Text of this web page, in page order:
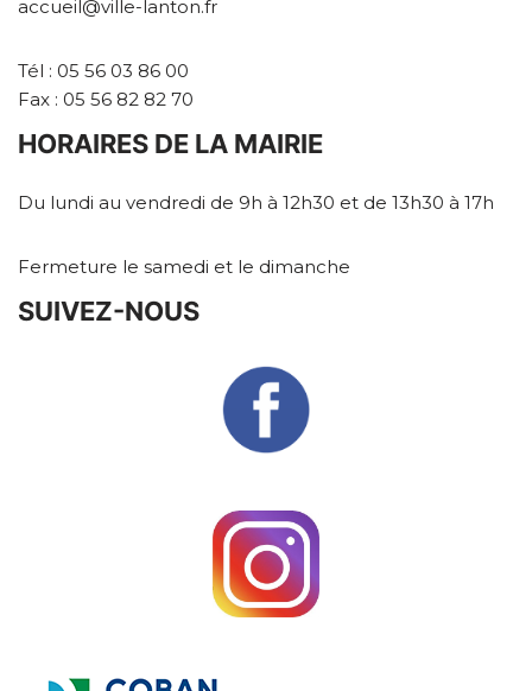
accueil@ville-lanton.fr
Tél : 05 56 03 86 00
Fax : 05 56 82 82 70
HORAIRES DE LA MAIRIE
Du lundi au vendredi de 9h à 12h30 et de 13h30 à 17h
Fermeture le samedi et le dimanche
SUIVEZ-NOUS